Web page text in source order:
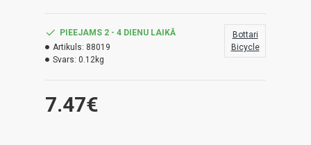
7.47€
PIEEJAMS 2 - 4 DIENU LAIKĀ
Artikuls: 88019
Svars: 0.12kg
Bottari
Bicycle